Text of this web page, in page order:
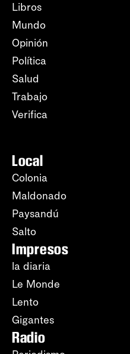
Libros
Mundo
Opinión
Política
Salud
Trabajo
Verifica
Local
Colonia
Maldonado
Paysandú
Salto
Impresos
la diaria
Le Monde
Lento
Gigantes
Radio